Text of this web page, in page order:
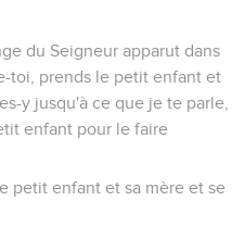
du Seigneur apparut dans
toi, prends le petit enfant et
y jusqu'à ce que je te parle,
enfant pour le faire
petit enfant et sa mère et se